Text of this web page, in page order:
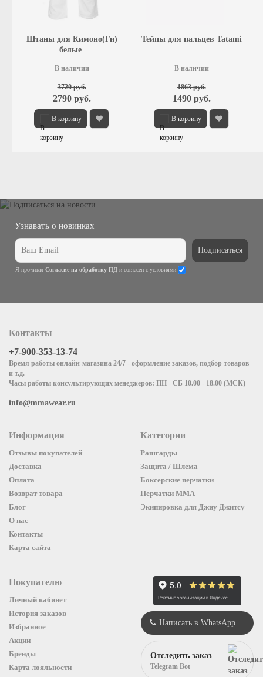
Штаны для Кимоно(Ги)
белые
В наличии
В корзину
3720 руб.
2790 руб.
Тейпы для пальцев Tatami
В наличии
В корзину
1863 руб.
1490 руб.
Узнавать о новинках
Подписаться
Я прочитал Согласие на обработку ПД и согласен с условиями
Контакты
+7-900-353-13-74
Время работы онлайн-магазина 24/7 - оформление заказов, подбор товаров
и т.д.
Часы работы консультирующих менеджеров: ПН - СБ 10.00 - 18.00 (МСК)
info@mmawear.ru
Информация
Отзывы покупателей
Доставка
Оплата
Возврат товара
Блог
О нас
Контакты
Карта сайта
Категории
Рашгарды
Защита / Шлема
Боксерские перчатки
Перчатки ММА
Экипировка для Джиу Джитсу
Покупателю
Личный кабинет
История заказов
Избранное
Акции
Бренды
Карта лояльности
Написать в WhatsApp
Отследить заказ
Telegram Bot